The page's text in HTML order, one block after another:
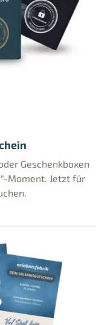
Geschenkboxen
Moment. Jetzt für